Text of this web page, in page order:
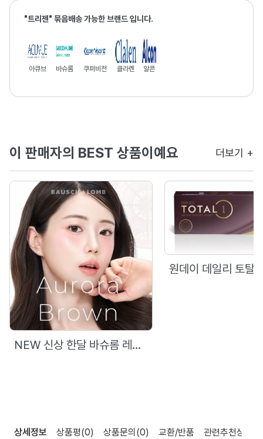
"트리젠" 묶음배송 가능한 브랜드 입니다.
아큐브 바슈롬 쿠퍼비전 클라렌 알콘
이 판매자의 BEST 상품이예요 더보기 +
NEW 신상 한달 바슈롬 레이셀 오로라 브라운(6P)
상세정보 상품평(0) 상품문의 (0) 교환/반품 관련추천상품